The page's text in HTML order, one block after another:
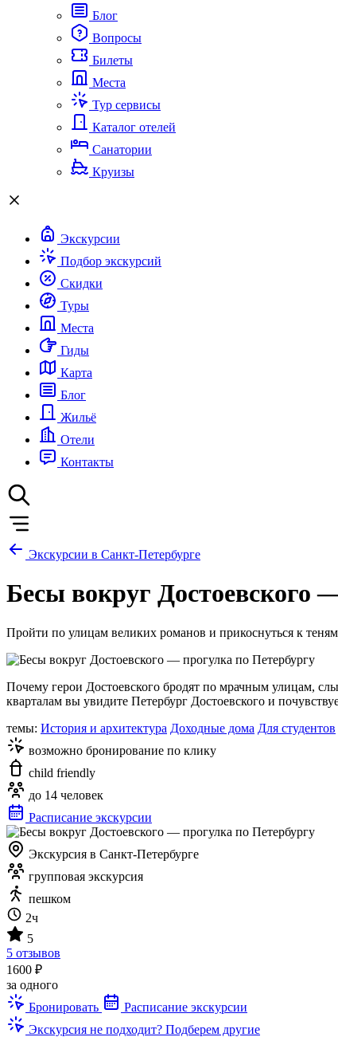
Блог
Вопросы
Билеты
Места
Тур сервисы
Каталог отелей
Санатории
Круизы
Экскурсии
Подбор экскурсий
Скидки
Туры
Места
Гиды
Карта
Блог
Жильё
Отели
Контакты
Экскурсии в Санкт-Петербурге
Бесы вокруг Достоевского
Пройти по улицам великих романов и прикоснуться к теням
Почему герои Достоевского бродят по мрачным улицам,
кварталам вы увидите Петербург Достоевского и
темы: История и архитектура Доходные дома Для студентов
возможно бронирование по клику
child friendly
до 14 человек
Расписание экскурсии
Экскурсия в Санкт-Петербурге
групповая экскурсия
пешком
2ч
5
5 отзывов
1600 ₽
за одного
Бронировать
Расписание экскурсии
Экскурсия не подходит? Подберем другие